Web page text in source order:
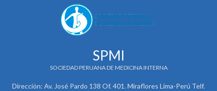
SPMI
SOCIEDAD PERUANA DE MEDICINA INTERNA
Dirección: Av. José Pardo 138 Of. 401. Miraflores Lima-Perú Telf.